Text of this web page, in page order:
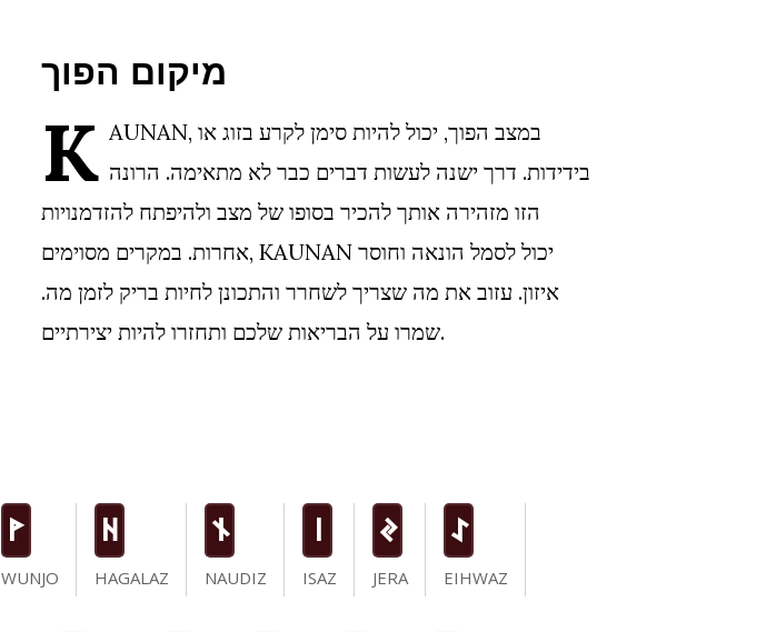
מיקום הפוך
K AUNAN, במצב הפוך, יכול להיות סימן לקרע בזוג או
בידידות. דרך ישנה לעשות דברים כבר לא מתאימה. הרונה
הזו מזהירה אותך להכיר בסופו של מצב ולהיפתח להזדמנויות
אחרות. במקרים מסוימים, KAUNAN יכול לסמל הונאה וחוסר
איזון. עזוב את מה שצריך לשחרר והתכונן לחיות בריק לזמן מה.
שמרו על הבריאות שלכם ותחזרו להיות יצירתיים.
W
WUNJO
H
HAGALAZ
n
NAUDIZ ISAZ
J
JERA
I
EIHWAZ